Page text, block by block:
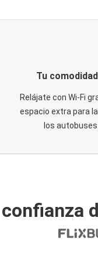
Tu
Relájate con Wi-Fi
espacio extra para
los